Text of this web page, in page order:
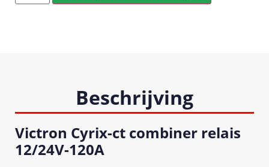
Beschrijving
Victron Cyrix-ct combiner relais
12/24V-120A